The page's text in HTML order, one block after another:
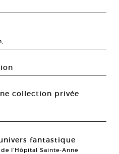
collection privée
fantastique
l’Hôpital Sainte-Anne